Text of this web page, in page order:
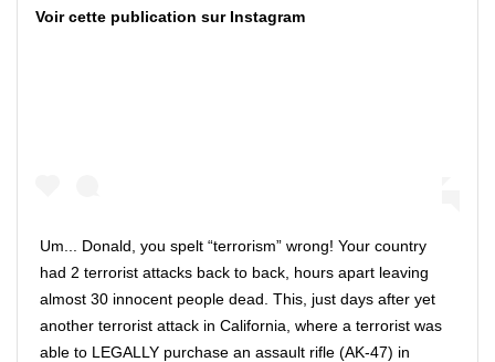
Voir cette publication sur Instagram
Um... Donald, you spelt “terrorism” wrong! Your country
had 2 terrorist attacks back to back, hours apart leaving
almost 30 innocent people dead. This, just days after yet
another terrorist attack in California, where a terrorist was
able to LEGALLY purchase an assault rifle (AK-47) in